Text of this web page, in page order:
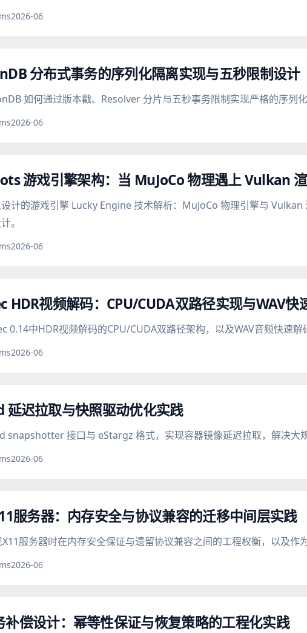
2026-06
分布式事务的序列化隔离实现与五秒限制设计
如何通过版本戳、Resolver 分片与五秒事务限制实现严格的序列
2026-06
游戏引擎架构：当 MuJoCo 物理遇上 Vulkan
计的游戏引擎 Lucky Engine 技术解析：MuJoCo 物理引擎与
。
2026-06
HDR视频解码：CPU/CUDA双路径实现与WAV快
0.14中HDR视频解码的CPU/CUDA双路径架构，以及WAV音频快速解
2026-06
迟拉取与快照驱动优化实践
snapshotter 接口与 eStargz 格式，实现容器镜像延迟拉取，解决大
2026-06
服务器：内存安全与协议兼容的迁移中间层实践
服务器时在内存安全保证与遗留协议兼容之间的工程权衡，以及作
2026-06
补偿设计：幂等性保证与恢复策略的工程化实践